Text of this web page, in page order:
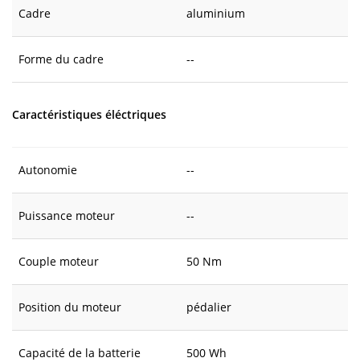
Cadre aluminium
Forme du cadre --
Caractéristiques éléctriques
Autonomie --
Puissance moteur --
Couple moteur 50 Nm
Position du moteur pédalier
Capacité de la batterie 500 Wh